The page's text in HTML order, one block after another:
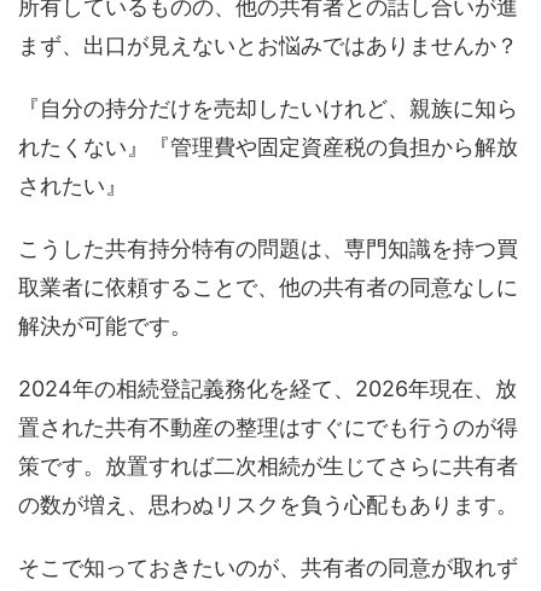
所有しているものの、他の共有者との話し合いが進
まず、出口が見えないとお悩みではありませんか？
『自分の持分だけを売却したいけれど、親族に知ら
れたくない』『管理費や固定資産税の負担から解放
されたい』
こうした共有持分特有の問題は、専門知識を持つ買
取業者に依頼することで、他の共有者の同意なしに
解決が可能です。
2024年の相続登記義務化を経て、2026年現在、放
置された共有不動産の整理はすぐにでも行うのが得
策です。放置すれば二次相続が生じてさらに共有者
の数が増え、思わぬリスクを負う心配もあります。
そこで知っておきたいのが、共有者の同意が取れず